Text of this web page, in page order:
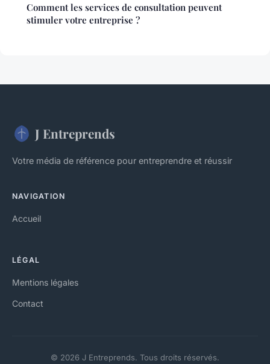
Comment les services de consultation peuvent
stimuler votre entreprise ?
J Entreprends
Votre média de référence pour entreprendre et réussir
NAVIGATION
Accueil
LÉGAL
Mentions légales
Contact
© 2026 J Entreprends. Tous droits réservés.